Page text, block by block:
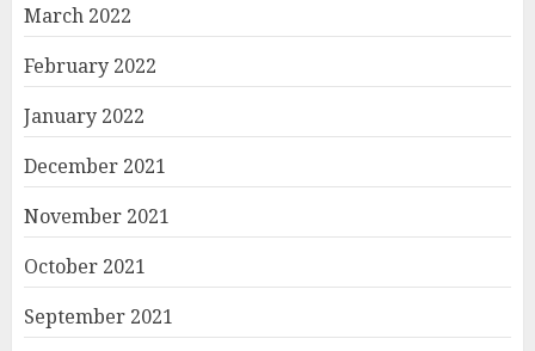
March 2022
February 2022
January 2022
December 2021
November 2021
October 2021
September 2021